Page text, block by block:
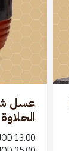
عسل
الحلاوة
13.00